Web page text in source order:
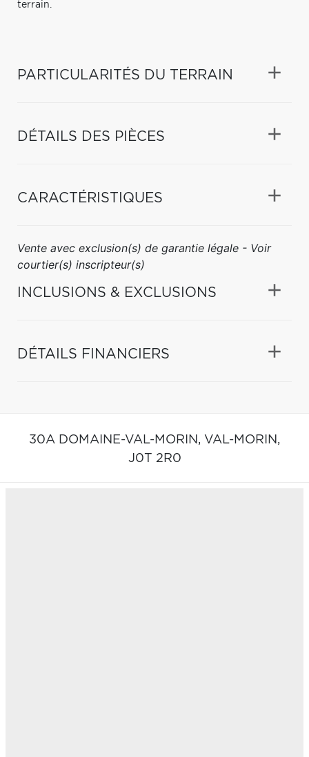
terrain.
PARTICULARITÉS DU TERRAIN
DÉTAILS DES PIÈCES
CARACTÉRISTIQUES
Vente avec exclusion(s) de garantie légale - Voir
courtier(s) inscripteur(s)
INCLUSIONS & EXCLUSIONS
DÉTAILS FINANCIERS
30A DOMAINE-VAL-MORIN, VAL-MORIN,
J0T 2R0